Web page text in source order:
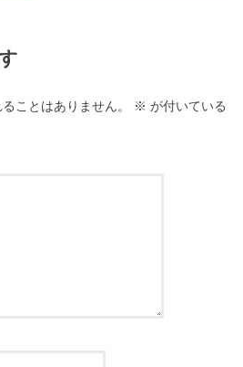
ことはありません。 ※ が付いている